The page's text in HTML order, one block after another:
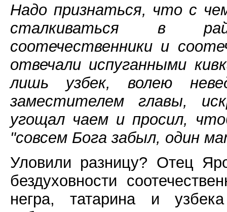
Надо признаться, что с
сталкиваться в
соотечественники и
отвечали испуганными
лишь узбек, волею
заместителем главы,
угощал чаем и просил,
"совсем Бога забыл, один
Уловили разницу? Отец
бездуховности
негра, татарина и